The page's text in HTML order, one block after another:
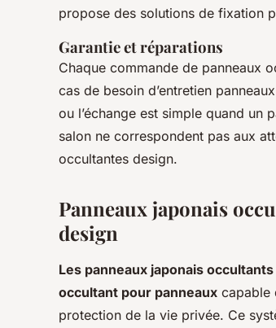
propose des solutions de fixation
Garantie et réparations
Chaque commande de panneaux
cas de besoin d’entretien
ou l’échange est simple quand un
salon ne correspondent pas aux
occultantes design.
Panneaux japonais
design
Les panneaux japonais occultants
occultant pour panneaux capable
protection de la vie privée. Ce